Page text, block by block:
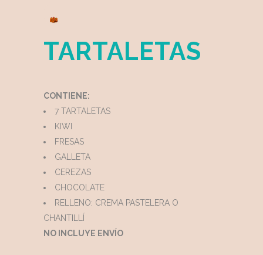
TARTALETAS
CONTIENE:
7 TARTALETAS
KIWI
FRESAS
GALLETA
CEREZAS
CHOCOLATE
RELLENO: CREMA PASTELERA O
CHANTILLÍ
NO INCLUYE ENVÍO